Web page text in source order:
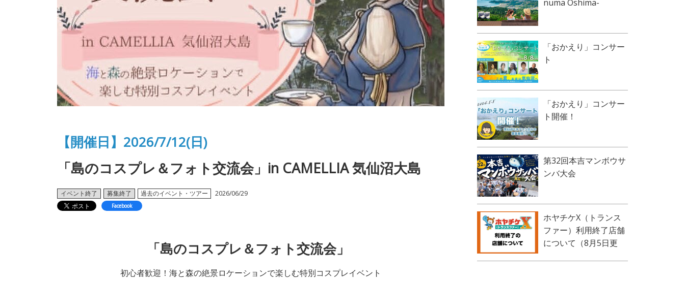
【開催日】2026/7/12(日)
「島のコスプレ＆フォト交流会」in CAMELLIA 気仙沼大島
イベント終了 募集終了 過去のイベント・ツアー 2026/06/29
Facebook
「島のコスプレ＆フォト交流会」
初心者歓迎！海と森の絶景ロケーションで楽しむ特別コスプレイベント
numa Oshima-
「おかえり」コンサー
ト
「おかえり」コンサー
ト開催！
第32回本吉マンボウサ
ンバ大会
ホヤチケX（トランス
ファー）利用終了店舗
について（8月5日更